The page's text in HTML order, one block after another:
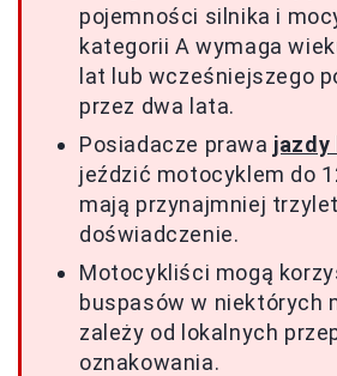
pojemności silnika i
kategorii A wymaga
lat lub wcześniejszego
przez dwa lata.
Posiadacze prawa jazdy
jeździć motocyklem do
mają przynajmniej
doświadczenie.
Motocykliści mogą
buspasów w niektórych
zależy od lokalnych
oznakowania.